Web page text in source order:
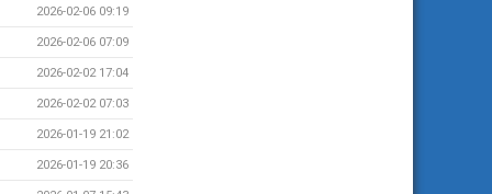
2026-02-06 09:19
2026-02-06 07:09
2026-02-02 17:04
2026-02-02 07:03
2026-01-19 21:02
2026-01-19 20:36